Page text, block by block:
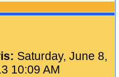
Saturday, June 8,
10:09 AM